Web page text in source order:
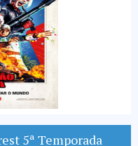
5ª Temporada